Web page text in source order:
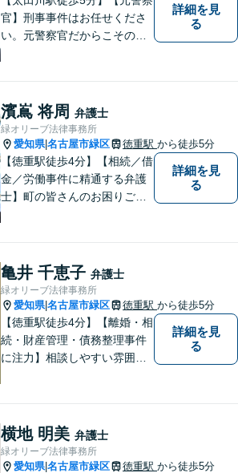
官】刑事事件はお任せくださ
い。元警察官だからこその視
ることはございません。元警
察官の経験を活かした交通事
故事案対応もいたします。
詳細を見
る
濱嶌 将周 弁護士
緑オリーブ法律事務所
愛知県|名古屋市緑区 徳重駅 から徒歩5分
【徳重駅徒歩4分】【相続／借
金／労働事件に精通する弁護
士】町の皆さんのお困りごと
バー等の情報問題にも意欲高
く取り組みます。お困りごと
があれば。お気軽にご相談く
ださい。
詳細を見
る
亀井 千恵子 弁護士
緑オリーブ法律事務所
愛知県|名古屋市緑区 徳重駅 から徒歩5分
【徳重駅徒歩4分】【離婚・相
続・財産管理・債務整理事件
に注力】相談しやすい雰囲気
詳細を見
る
横地 明美 弁護士
緑オリーブ法律事務所
愛知県|名古屋市緑区 徳重駅 から徒歩5分